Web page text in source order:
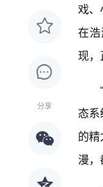
分享
戏
在
现
态
的
漫